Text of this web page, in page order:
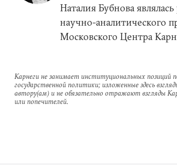
Наталия Бубнова
научно-аналитического
Московского Центра
Карнеги не занимает институциональных позиций
государственной политики; изложенные здесь
автору(ам) и не обязательно отражают взгляды
или попечителей.